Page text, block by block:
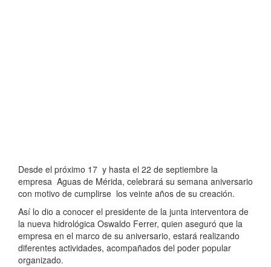
Desde el próximo 17 y hasta el 22 de septiembre la
empresa Aguas de Mérida, celebrará su semana aniversario
con motivo de cumplirse los veinte años de su creación.
Así lo dio a conocer el presidente de la junta interventora de
la nueva hidrológica Oswaldo Ferrer, quien aseguró que la
empresa en el marco de su aniversario, estará realizando
diferentes actividades, acompañados del poder popular
organizado.